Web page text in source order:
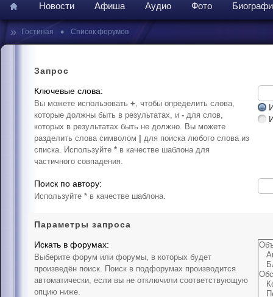
Новости Афиша Аудио Фото
» Гостиная • Список форумов
Запрос
Ключевые слова:
Вы можете использовать +, чтобы определить слова,
которые должны быть в результатах, и - для слов,
которых в результатах быть не должно. Вы можете
разделить слова символом
для поиска любого слова из
списка. Используйте * в качестве шаблона для
частичного совпадения.
Поиск по автору:
Используйте * в качестве шаблона.
Параметры запроса
Искать в форумах:
Выберите форум или форумы, в которых будет
произведён поиск. Поиск в подфорумах производится
автоматически, если вы не отключили соответствующую
опцию ниже.